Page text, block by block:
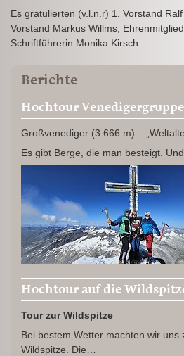
Es gratulierten (v.l.n.r) 1. Vorstand
Vorstand Markus Willms,
Schriftführerin Monika Kirsch
Berichte
Hochtour Venedigergruppe
Großvenediger (3.666 m) –
Es gibt Berge, die man besteigt.
Hochtour auf die
Tour zur Wildspitze
Bei bestem Wetter machten wir
Wildspitze. Die…